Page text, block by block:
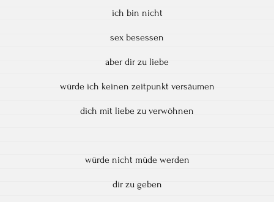
ich bin nicht
sex besessen
aber dir zu liebe
würde ich keinen zeitpunkt versäumen
dich mit liebe zu verwöhnen
würde nicht müde werden
dir zu geben